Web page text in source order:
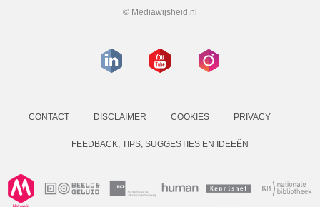
© Mediawijsheid.nl
CONTACT DISCLAIMER COOKIES PRIVACY
FEEDBACK, TIPS, SUGGESTIES EN IDEEËN